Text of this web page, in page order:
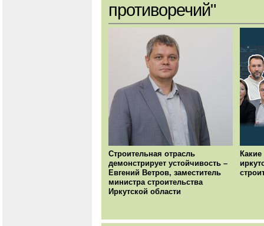
противоречий"
Строительная отрасль
демонстрирует устойчивость –
Евгений Ветров, заместитель
министра строительства
Иркутской области